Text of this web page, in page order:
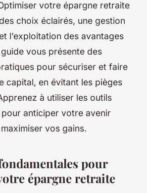
votre épargne retraite
choix éclairés, une gestion
l’exploitation des avantages
vous présente des
pour sécuriser et faire
capital, en évitant les pièges
à utiliser les outils
anticiper votre avenir
vos gains.
pour
épargne retraite